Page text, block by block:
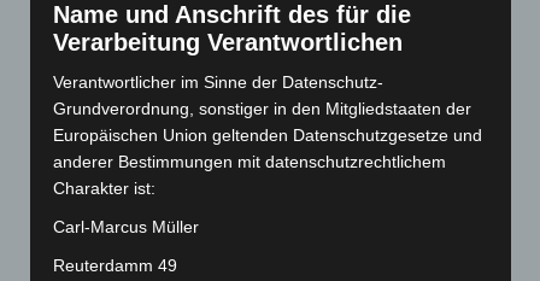
Mai 2025(112)
März 2025(111)
Februar 2025(96)
Januar 2025 (88)
Name und Anschrift des für die
Verarbeitung Verantwortlichen
Verantwortlicher im Sinne der Datenschutz-
Grundverordnung, sonstiger in den Mitgliedstaaten der
Europäischen Union geltenden Datenschutzgesetze und
anderer Bestimmungen mit datenschutzrechtlichem
Charakter ist:
Carl-Marcus Müller
Reuterdamm 49